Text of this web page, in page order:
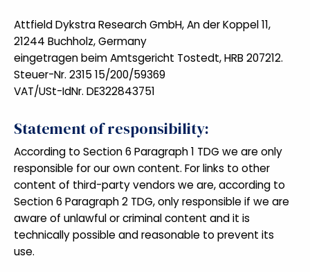
Attfield Dykstra Research GmbH, An der Koppel 11,
21244 Buchholz, Germany
eingetragen beim Amtsgericht Tostedt, HRB 207212.
Steuer-Nr. 2315 15/200/59369
VAT/USt-IdNr. DE322843751
Statement of responsibility:
According to Section 6 Paragraph 1 TDG we are only
responsible for our own content. For links to other
content of third-party vendors we are, according to
Section 6 Paragraph 2 TDG, only responsible if we are
aware of unlawful or criminal content and it is
technically possible and reasonable to prevent its
use.